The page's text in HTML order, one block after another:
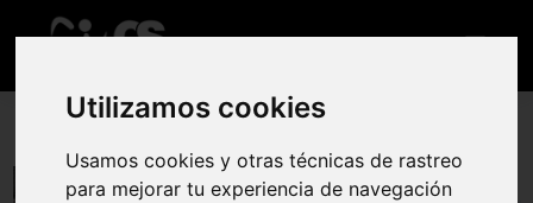
Utilizamos cookies
Usamos cookies y otras técnicas de rastreo
para mejorar tu experiencia de navegación
XVI Carrera Pencona